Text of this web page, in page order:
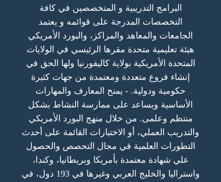
البرامج التدريبية و المتخصصين في كافة
التخصصات المدرجة على قوائمه و يعتمد
الجامعات والمعاهد والمراكز، والبورد الأمريكي
هيئة تعليمية متحدة مقرها الرئيسي في الولايات
المتحدة الأمريكية بولاية كاليفورنيا ولها الحق في
إنشاء فروع متعددة ومعتمدة من جهات كثيرة
حكومية ودولية. - يمنح المعارف والمهارات
الأساسية ويساعد على ممارسة النشاط بشكل
منتظم وعلمى. من خلال منهج البورد الأمريكي
والتدريب العملي، أو الاختبارات القائمة على أحدث
التطورات العلمية في مجال التحصص والحصول
علي شهادة معتمدة بأمريكا وبريطانيا، وكندا،
واستراليا والخليج العربي وغيرها في 193 دول، في